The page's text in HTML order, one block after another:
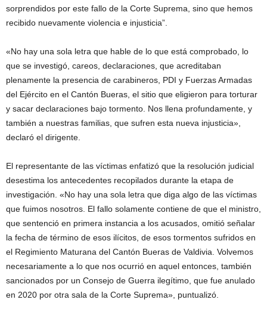
sorprendidos por este fallo de la Corte Suprema, sino que hemos
recibido nuevamente violencia e injusticia”.
«No hay una sola letra que hable de lo que está comprobado, lo
que se investigó, careos, declaraciones, que acreditaban
plenamente la presencia de carabineros, PDI y Fuerzas Armadas
del Ejército en el Cantón Bueras, el sitio que eligieron para torturar
y sacar declaraciones bajo tormento. Nos llena profundamente, y
también a nuestras familias, que sufren esta nueva injusticia»,
declaró el dirigente.
El representante de las víctimas enfatizó que la resolución judicial
desestima los antecedentes recopilados durante la etapa de
investigación. «No hay una sola letra que diga algo de las víctimas
que fuimos nosotros. El fallo solamente contiene de que el ministro,
que sentenció en primera instancia a los acusados, omitió señalar
la fecha de término de esos ilícitos, de esos tormentos sufridos en
el Regimiento Maturana del Cantón Bueras de Valdivia. Volvemos
necesariamente a lo que nos ocurrió en aquel entonces, también
sancionados por un Consejo de Guerra ilegítimo, que fue anulado
en 2020 por otra sala de la Corte Suprema», puntualizó.